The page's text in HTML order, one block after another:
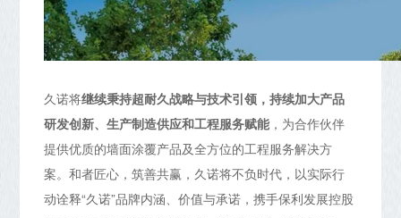
久诺将继续秉持超耐久战略与技术引领，持续加大产品
研发创新、生产制造供应和工程服务赋能，为合作伙伴
提供优质的墙面涂覆产品及全方位的工程服务解决方
案。和者匠心，筑善共赢，久诺将不负时代，以实际行
动诠释“久诺”品牌内涵、价值与承诺，携手保利发展控股